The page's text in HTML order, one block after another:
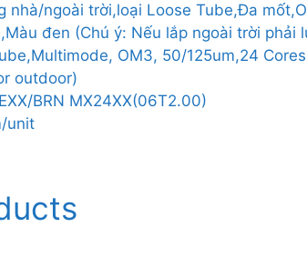
dơn
PE,không
có
nhà/ngoài trời,loại Loose Tube,Đa
đen (Chú ý: Nếu lắp ngoài trời phải
OM3, 50/125um,24
outdoor)
BRN MX24XX(06T2.00)
unit